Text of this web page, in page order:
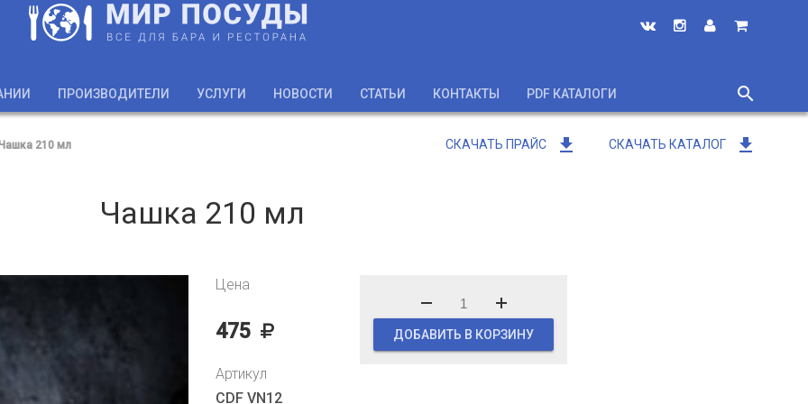
ПРОИЗВОДИТЕЛИ УСЛУГИ НОВОСТИ СТАТЬИ КОНТАКТЫ PDF КАТАЛОГИ
search
close
СКАЧАТЬ ПРАЙС get_app СКАЧАТЬ КАТАЛОГ get_app
210 мл
Чашка 210 мл
Цена
475 ДОБАВИТЬ В КОРЗИНУ
Артикул
CDF VN12